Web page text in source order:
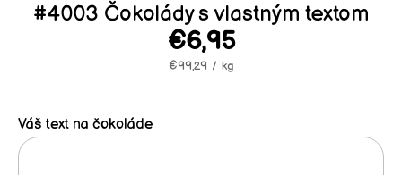
#4003 Čokolády s vlastným textom
€6,95
€99,29 / /
kg
Váš text na čokoláde